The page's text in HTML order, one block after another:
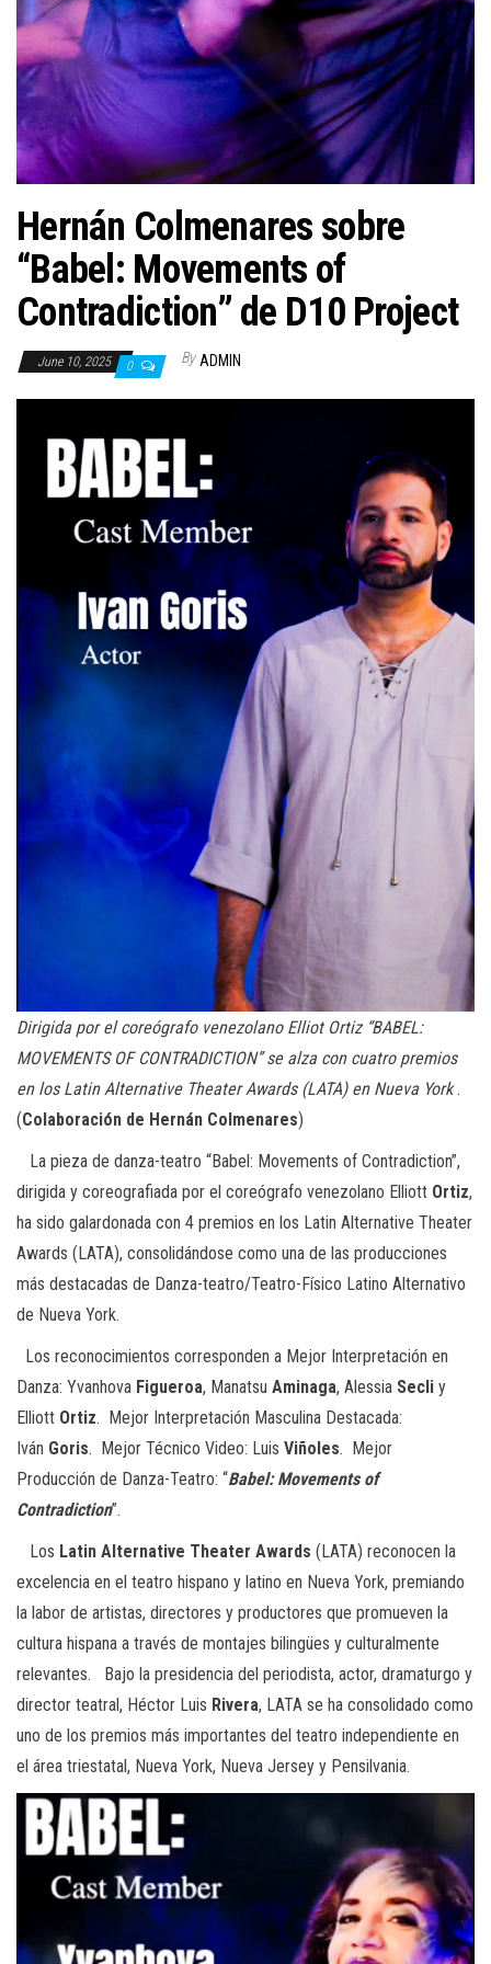
Hernán Colmenares sobre
“Babel: Movements of
Contradiction” de D10 Project
June 10, 2025 0 By ADMIN
Dirigida por el coreógrafo venezolano Elliot Ortiz “BABEL:
MOVEMENTS OF CONTRADICTION” se alza con cuatro premios
en los Latin Alternative Theater Awards (LATA) en Nueva York.
(Colaboración de Hernán Colmenares)
La pieza de danza-teatro “Babel: Movements of Contradiction”,
dirigida y coreografiada por el coreógrafo venezolano Elliott Ortiz,
ha sido galardonada con 4 premios en los Latin Alternative Theater
Awards (LATA), consolidándose como una de las producciones
más destacadas de Danza-teatro/Teatro-Físico Latino Alternativo
de Nueva York.
Los reconocimientos corresponden a Mejor Interpretación en
Danza: Yvanhova Figueroa, Manatsu Aminaga, Alessia Secli y
Elliott Ortiz. Mejor Interpretación Masculina Destacada:
Iván Goris. Mejor Técnico Video: Luis Viñoles. Mejor
Producción de Danza-Teatro: “Babel: Movements of
Contradiction”.
Los Latin Alternative Theater Awards (LATA) reconocen la
excelencia en el teatro hispano y latino en Nueva York, premiando
la labor de artistas, directores y productores que promueven la
cultura hispana a través de montajes bilingües y culturalmente
relevantes. Bajo la presidencia del periodista, actor, dramaturgo y
director teatral, Héctor Luis Rivera, LATA se ha consolidado como
uno de los premios más importantes del teatro independiente en
el área triestatal, Nueva York, Nueva Jersey y Pensilvania.